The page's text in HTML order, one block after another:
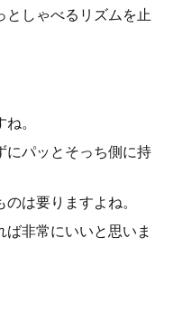
としゃべるリズムを止
。
にパッとそっち側に持
は要りますよね。
非常にいいと思いま